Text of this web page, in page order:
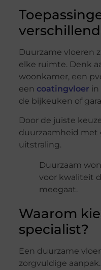
Duurzame vloeren
elke ruimte. Denk
woonkamer, een
een coatingvloer
de bijkeuken of
Door de juiste
duurzaamheid met
uitstraling.
Duurzaam
voor kwaliteit
meegaat.
Waarom
specialist?
Een duurzame
zorgvuldige